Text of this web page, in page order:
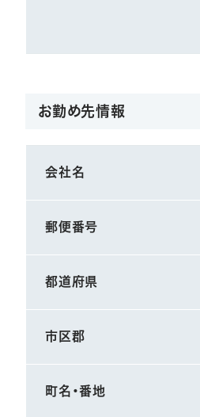
お勤め先情報
会社名
郵便番号
都道府県
市区郡
町名・番地